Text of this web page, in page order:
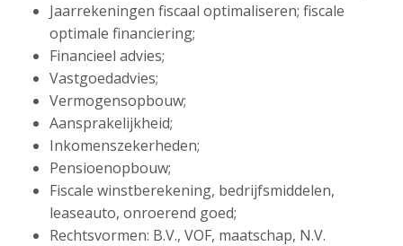
Jaarrekeningen fiscaal optimaliseren; fiscale
optimale financiering;
Financieel advies;
Vastgoedadvies;
Vermogensopbouw;
Aansprakelijkheid;
Inkomenszekerheden;
Pensioenopbouw;
Fiscale winstberekening, bedrijfsmiddelen,
leaseauto, onroerend goed;
Rechtsvormen: B.V., VOF, maatschap, N.V.